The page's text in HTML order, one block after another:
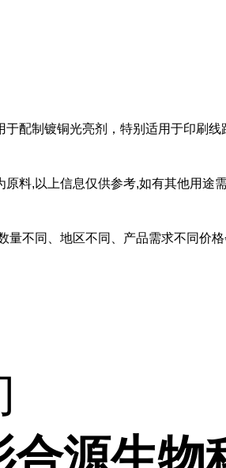
于配制镀铜光亮剂，特别适用于印刷线
原料,以上信息仅供参考,如有其他用途
量不同、地区不同、产品需求不同价